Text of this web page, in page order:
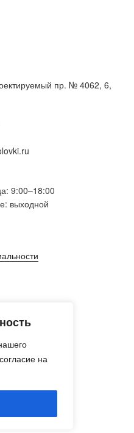
на
пр. № 4062, 6,
9:00–18:00
выходной